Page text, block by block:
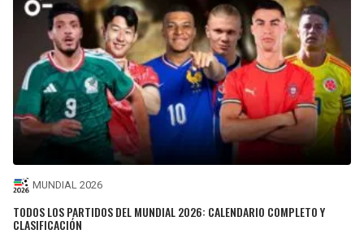
MUNDIAL 2026
TODOS LOS PARTIDOS DEL MUNDIAL 2026: CALENDARIO COMPLETO Y
CLASIFICACIÓN